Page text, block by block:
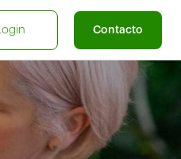
Login Contacto